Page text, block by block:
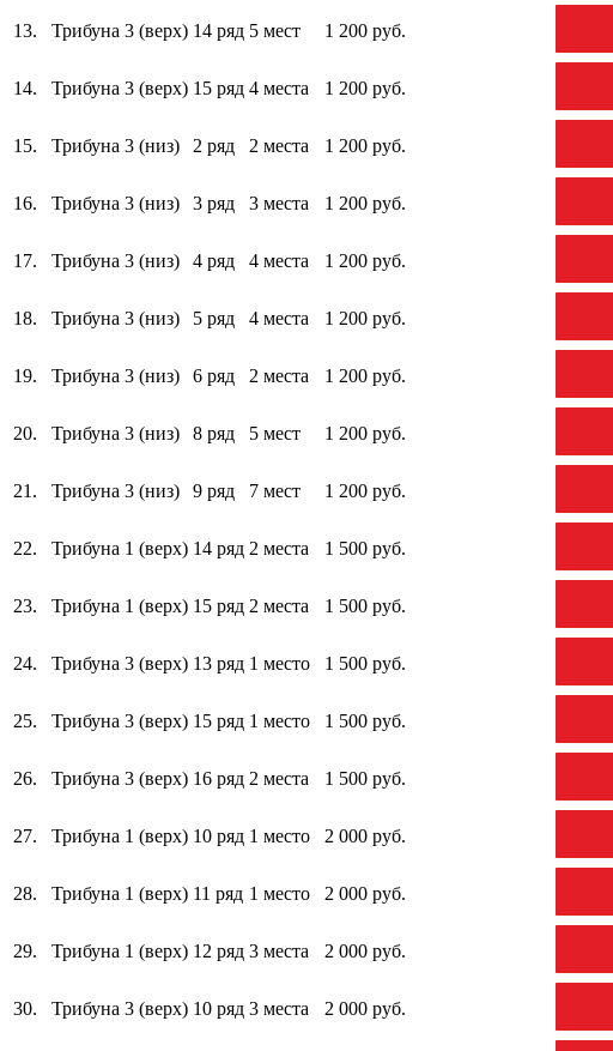
13. Трибуна 3 (верх) 14 ряд 5 мест 1 200 руб.
14. Трибуна 3 (верх) 15 ряд 4 места 1 200 руб.
15. Трибуна 3 (низ) 2 ряд 2 места 1 200 руб.
16. Трибуна 3 (низ) 3 ряд 3 места 1 200 руб.
17. Трибуна 3 (низ) 4 ряд 4 места 1 200 руб.
18. Трибуна 3 (низ) 5 ряд 4 места 1 200 руб.
19. Трибуна 3 (низ) 6 ряд 2 места 1 200 руб.
20. Трибуна 3 (низ) 8 ряд 5 мест 1 200 руб.
21. Трибуна 3 (низ) 9 ряд 7 мест 1 200 руб.
22. Трибуна 1 (верх) 14 ряд 2 места 1 500 руб.
23. Трибуна 1 (верх) 15 ряд 2 места 1 500 руб.
24. Трибуна 3 (верх) 13 ряд 1 место 1 500 руб.
25. Трибуна 3 (верх) 15 ряд 1 место 1 500 руб.
26. Трибуна 3 (верх) 16 ряд 2 места 1 500 руб.
27. Трибуна 1 (верх) 10 ряд 1 место 2 000 руб.
28. Трибуна 1 (верх) 11 ряд 1 место 2 000 руб.
29. Трибуна 1 (верх) 12 ряд 3 места 2 000 руб.
30. Трибуна 3 (верх) 10 ряд 3 места 2 000 руб.